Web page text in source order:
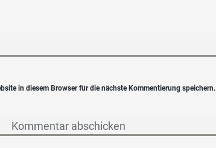
in diesem Browser für die nächste Kommentierung speichern.